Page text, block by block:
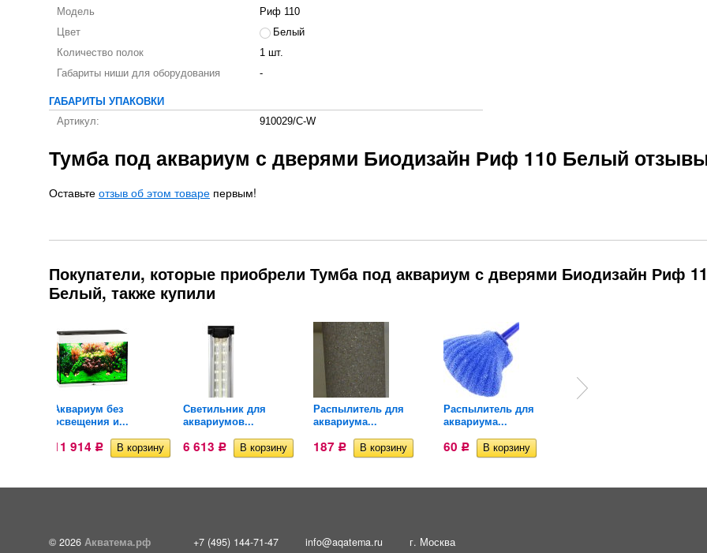
Модель
Риф 110
Цвет
Белый
Количество полок
1 шт.
Габариты ниши для оборудования
-
ГАБАРИТЫ УПАКОВКИ
Артикул:
910029/C-W
Тумба под аквариум с дверями Биодизайн Риф 110 Белый
Оставьте отзыв об этом товаре первым!
Покупатели, которые приобрели Тумба под аквариум с дверями Биодизайн Риф
Белый, также купили
Аквариум без
освещения и...
11 914 Р
Светильник для
аквариумов...
6 613 Р
Распылитель для
аквариума...
187 Р
Распылитель для
аквариума...
60 Р
© 2026 Акватема.рф +7 (495) 144-71-47 info@aqatema.ru
г. Москва